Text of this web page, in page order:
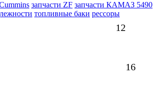
запчасти ZF запчасти КАМАЗ 5490
топливные баки рессоры
16
12